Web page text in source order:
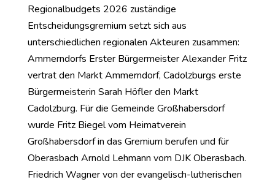
Regionalbudgets 2026 zuständige
Entscheidungsgremium setzt sich aus
unterschiedlichen regionalen Akteuren zusammen:
Ammerndorfs Erster Bürgermeister Alexander Fritz
vertrat den Markt Ammerndorf, Cadolzburgs erste
Bürgermeisterin Sarah Höfler den Markt
Cadolzburg. Für die Gemeinde Großhabersdorf
wurde Fritz Biegel vom Heimatverein
Großhabersdorf in das Gremium berufen und für
Oberasbach Arnold Lehmann vom DJK Oberasbach.
Friedrich Wagner von der evangelisch-lutherischen